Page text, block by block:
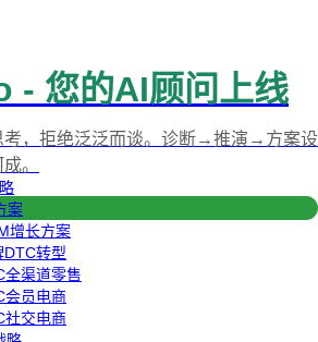
案
增长方案
DTC转型
全渠道零售
会员电商
社交电商
- 您的AI顾问上线
考，拒绝泛泛而谈。诊断→推演→方案设
。